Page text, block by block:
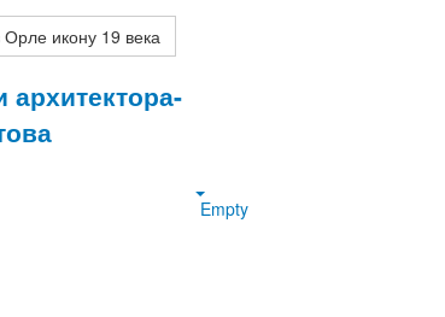
икону 19 века
Empty